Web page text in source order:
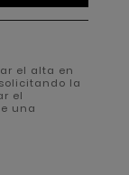
el alta en
la
el
una